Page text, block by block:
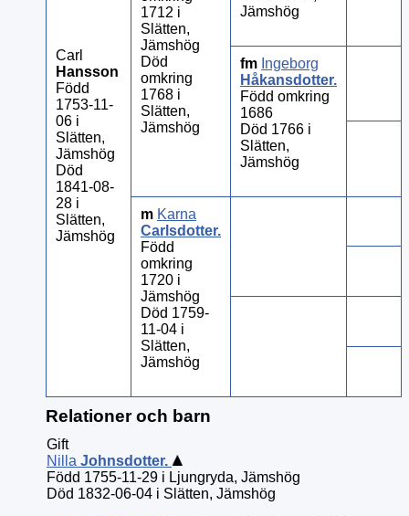
Carl
Hansson
Född
1753-11-
06 i
Slätten,
Jämshög
Död
1841-08-
28 i
Slätten,
Jämshög
1712 i
Slätten,
Jämshög
Död
omkring
1768 i
Slätten,
Jämshög
Jämshög
fm Ingeborg
Håkansdotter.
Född omkring
1686
Död 1766 i
Slätten,
Jämshög
m Karna
Carlsdotter.
Född
omkring
1720 i
Jämshög
Död 1759-
11-04 i
Slätten,
Jämshög
Relationer och barn
Gift
Nilla Johnsdotter.
Född 1755-11-29 i Ljungryda, Jämshög
Död 1832-06-04 i Slätten, Jämshög